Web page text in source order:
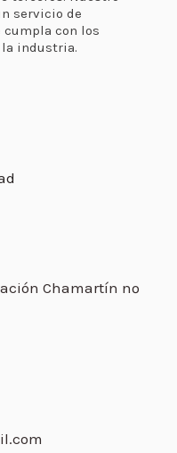
servicio de
cumpla con los
industria.
Chamartín nº